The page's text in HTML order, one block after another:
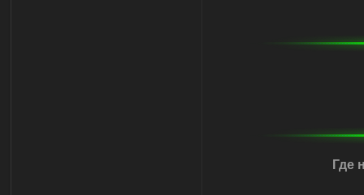
Где